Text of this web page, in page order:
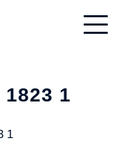
1823 1